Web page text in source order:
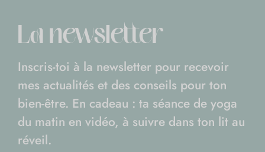
La newsletter
Inscris-toi à la newsletter pour recevoir
mes actualités et des conseils pour ton
bien-être. En cadeau : ta séance de yoga
du matin en vidéo, à suivre dans ton lit au
réveil.